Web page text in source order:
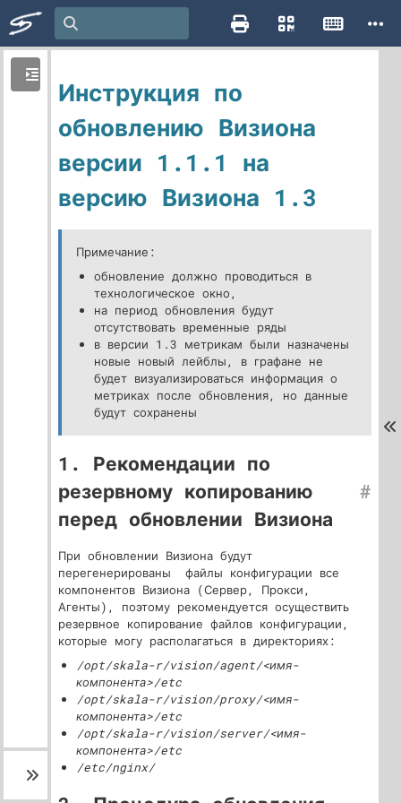
Инструкция по
обновлению Визиона
версии 1.1.1 на
версию Визиона 1.3
Примечание:
обновление должно проводиться в
технологическое окно,
на период обновления будут
отсутствовать временные ряды
в версии 1.3 метрикам были назначены
новые новый лейблы, в графане не
будет визуализироваться информация о
метриках после обновления, но данные
будут сохранены
1. Рекомендации по
резервному копированию
перед обновлении Визиона
#
При обновлении Визиона будут
перегенерированы файлы конфигурации все
компонентов Визиона (Сервер, Прокси,
Агенты), поэтому рекомендуется осуществить
резервное копирование файлов конфигурации,
которые могу располагаться в директориях:
/opt/skala-r/vision/agent/<имя-
компонента>/etc
/opt/skala-r/vision/proxy/<имя-
компонента>/etc
/opt/skala-r/vision/server/<имя-
компонента>/etc
/etc/nginx/